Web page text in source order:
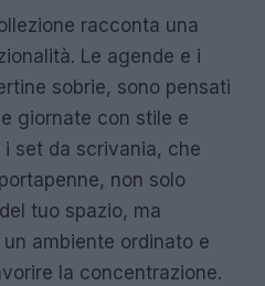
racconta una
Le agende e i
sobrie, sono pensati
giornate con stile e
set da scrivania, che
non solo
tuo spazio, ma
ambiente ordinato e
la concentrazione.